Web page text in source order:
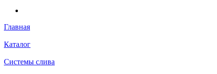
Главная
Каталог
Системы слива